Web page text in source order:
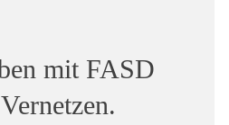
mit FASD